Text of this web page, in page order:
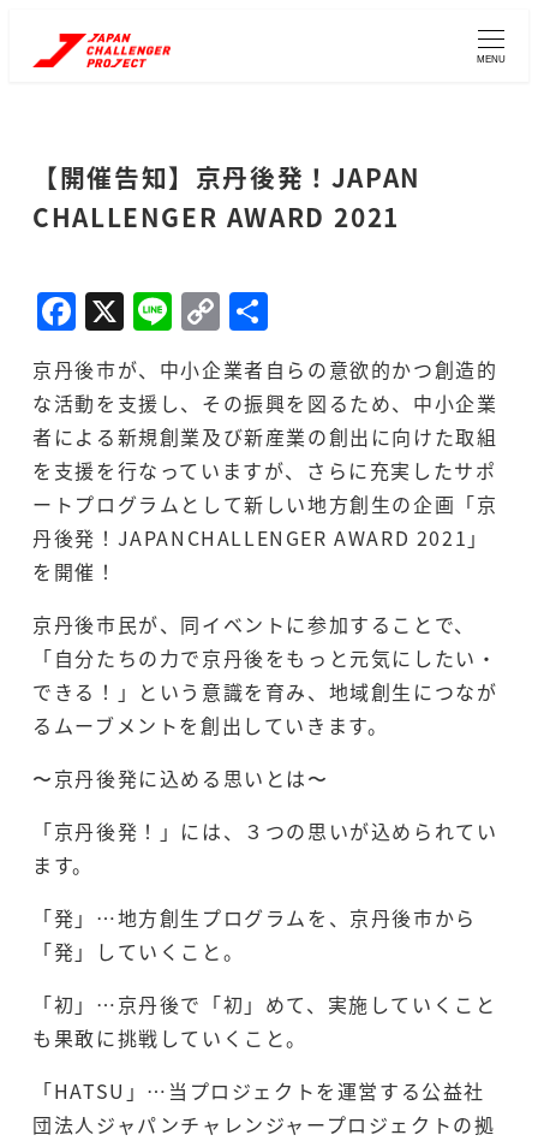
MENU
【開催告知】京丹後発！JAPAN
CHALLENGER AWARD 2021
F
a
c
e
b
o
o
k
X Li
n
e
C
o
p
y
Li
n
k
有
京丹後市が、中小企業者自らの意欲的かつ創造的
な活動を支援し、その振興を図るため、中小企業
者による新規創業及び新産業の創出に向けた取組
を支援を行なっていますが、さらに充実したサポ
ートプログラムとして新しい地方創生の企画「京
丹後発！JAPANCHALLENGER AWARD 2021」
を開催！
京丹後市民が、同イベントに参加することで、
「自分たちの力で京丹後をもっと元気にしたい・
できる！」という意識を育み、地域創生につなが
るムーブメントを創出していきます。
〜京丹後発に込める思いとは〜
「京丹後発！」には、３つの思いが込められてい
ます。
「発」…地方創生プログラムを、京丹後市から
「発」していくこと。
「初」…京丹後で「初」めて、実施していくこと
も果敢に挑戦していくこと。
「HATSU」…当プロジェクトを運営する公益社
団法人ジャパンチャレンジャープロジェクトの拠